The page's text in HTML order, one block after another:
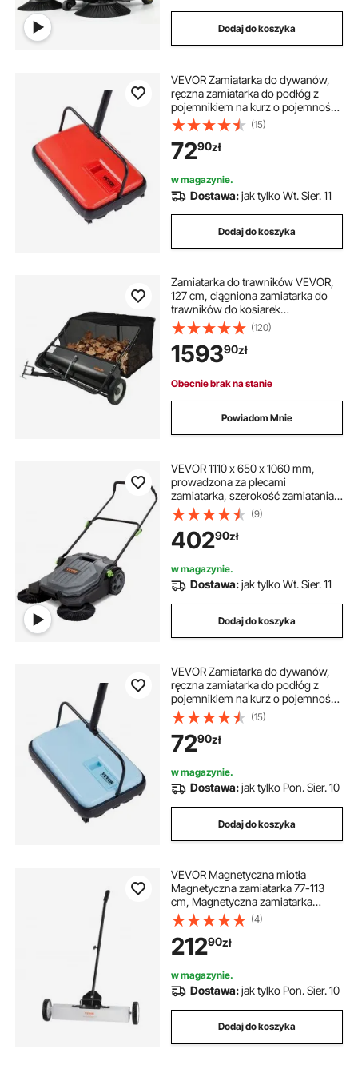
Dodaj do koszyka
VEVOR Zamiatarka do dywanów,
ręczna zamiatarka do podłóg z
pojemnikiem na kurz o pojemności
300 ml, szerokość czyszczenia 17
cm, zamiatarka do dywanów w
domu i biurze, sierści zwierząt,
kurzu, czyszczenia dywanów,
czerwona
(15)
7290zł
w magazynie.
Dostawa:jak tylko Wt. Sier. 11
Dodaj do koszyka
Zamiatarka do trawników VEVOR,
127 cm, ciągniona zamiatarka do
trawników do kosiarek
samojezdnych, zamiatarka do liści,
wytrzymała zamiatarka do liści z
regulowaną wysokością
zamiatania, zbieracz liści, do
ogrodu, na trawnik, do
gospodarstwa
(120)
159390zł
Obecnie brak na stanie
Powiadom Mnie
VEVOR 1110 x 650 x 1060 mm,
prowadzona za plecami
zamiatarka, szerokość zamiatania
65 cm, ręczna, kosz na śmieci o
pojemności 18,9 l, składana rączka
z regulowanym kątem i wysokością
do chodników, podwórek, garaży,
patio itp.
(9)
40290zł
w magazynie.
Dostawa:jak tylko Wt. Sier. 11
Dodaj do koszyka
VEVOR Zamiatarka do dywanów,
ręczna zamiatarka do podłóg z
pojemnikiem na kurz o pojemności
300 ml, szerokość czyszczenia 17
cm, zamiatarka do dywanów w
domu i biurze, sierści zwierząt,
kurzu, czyszczenia dywanów,
(15)
7290zł
w magazynie.
Dostawa:jak tylko Pon. Sier. 10
Dodaj do koszyka
VEVOR Magnetyczna miotła
Magnetyczna zamiatarka 77-113
cm, Magnetyczna zamiatarka
Magnetyczna miotła Magnetyczna
miotła Magnetyczny podnośnik
22,6 kg Siła magnetyczna
Magnetyczny zbieracz wiórów
Zamiatarka podłogowa
(4)
21290zł
w magazynie.
Dostawa:jak tylko Pon. Sier. 10
Dodaj do koszyka